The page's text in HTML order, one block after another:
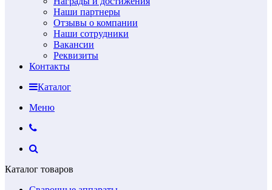
Наши партнеры
Отзывы о компании
Наши сотрудники
Вакансии
Реквизиты
Контакты
Каталог
Меню
Каталог товаров